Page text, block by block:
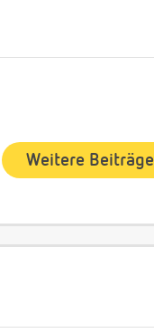
Weitere Beiträge